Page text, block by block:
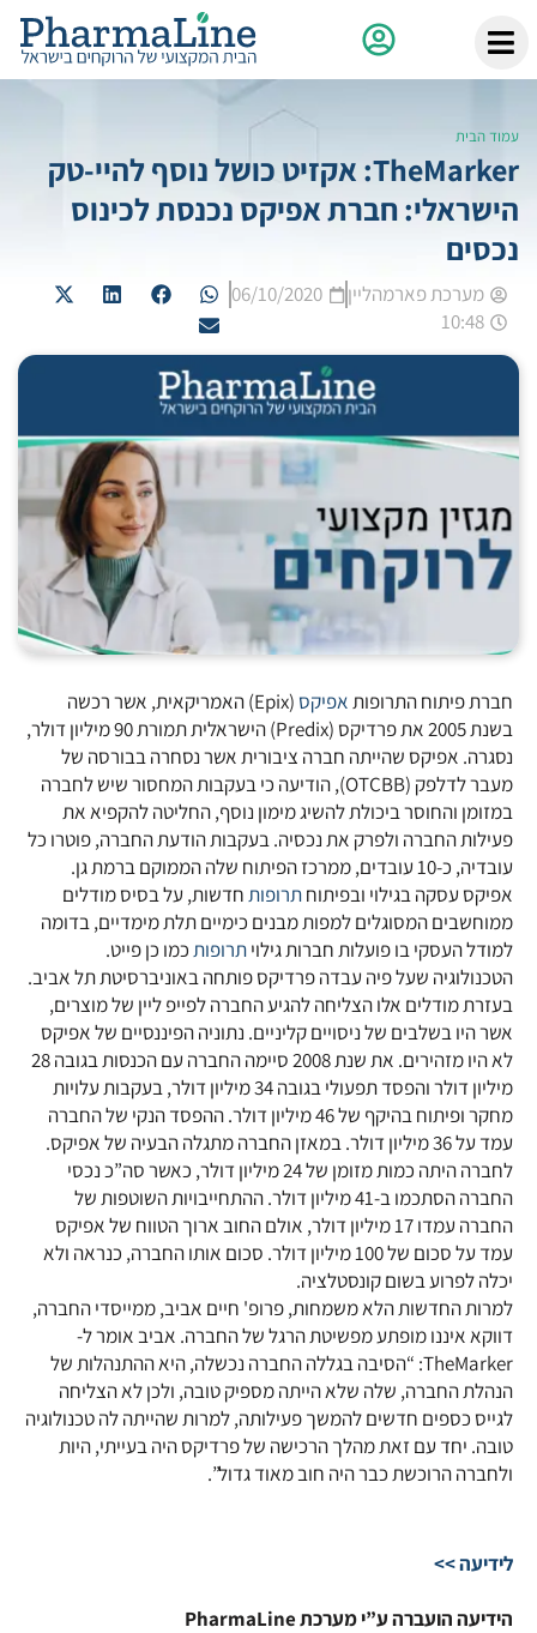
עמוד הבית
TheMarker: אקזיט כושל נוסף להיי-טק
הישראלי: חברת אפיקס נכנסת לכינוס
נכסים
מערכת פארמהליין
06/10/2020
10:48
חברת פיתוח התרופותאפיקס
(Epix) האמריקאית, אשר רכשה
בשנת 2005 את פרדיקס (Predix) הישראלית תמורת 90 מיליון דולר,
נסגרה. אפיקס שהייתה חברה ציבורית אשר נסחרה בבורסה של
מעבר לדלפק (OTCBB), הודיעה כי בעקבות המחסור שיש לחברה
במזומן והחוסר ביכולת להשיג מימון נוסף, החליטה להקפיא את
פעילות החברה ולפרק את נכסיה. בעקבות הודעת החברה, פוטרו כל
עובדיה, כ-10 עובדים, ממרכז הפיתוח שלה הממוקם ברמת גן.
אפיקס עסקה בגילוי ובפיתוחתרופותחדשות, על בסיס מודלים
ממוחשבים המסוגלים למפות מבנים כימיים תלת מימדיים, בדומה
למודל העסקי בו פועלות חברות גילויתרופותכמו כן פייט.
הטכנולוגיה שעל פיה עבדה פרדיקס פותחה באוניברסיטת תל אביב.
בעזרת מודלים אלו הצליחה להגיע החברה לפייפ ליין של מוצרים,
אשר היו בשלבים של ניסויים קליניים. נתוניה הפיננסיים של אפיקס
לא היו מזהירים. את שנת 2008 סיימה החברה עם הכנסות בגובה 28
מיליון דולר והפסד תפעולי בגובה 34 מיליון דולר, בעקבות עלויות
מחקר ופיתוח בהיקף של 46 מיליון דולר. ההפסד הנקי של החברה
עמד על 36 מיליון דולר. במאזן החברה מתגלה הבעיה של אפיקס.
לחברה היתה כמות מזומן של 24 מיליון דולר, כאשר סה”כ נכסי
החברה הסתכמו ב-41 מיליון דולר. ההתחייבויות השוטפות של
החברה עמדו 17 מיליון דולר, אולם החוב ארוך הטווח של אפיקס
עמד על סכום של 100 מיליון דולר. סכום אותו החברה, כנראה ולא
יכלה לפרוע בשום קונסטלציה.
למרות החדשות הלא משמחות, פרופ' חיים אביב, ממייסדי החברה,
דווקא איננו מופתע מפשיטת הרגל של החברה. אביב אומר ל-
TheMarker: “הסיבה בגללה החברה נכשלה, היא ההתנהלות של
הנהלת החברה, שלה שלא הייתה מספיק טובה, ולכן לא הצליחה
לגייס כספים חדשים להמשך פעילותה, למרות שהייתה לה טכנולוגיה
טובה. יחד עם זאת מהלך הרכישה של פרדיקס היה בעייתי, היות
ולחברה הרוכשת כבר היה חוב מאוד גדול”.
לידיעה >>
הידיעה הועברה ע”י מערכת PharmaLine